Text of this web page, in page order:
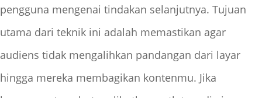
pengguna mengenai tindakan selanjutnya. Tujuan
utama dari teknik ini adalah memastikan agar
audiens tidak mengalihkan pandangan dari layar
hingga mereka membagikan kontenmu. Jika